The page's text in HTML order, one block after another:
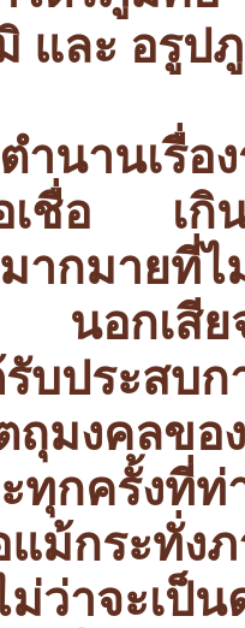
และ อรูป
ตำนานเรื่
อเชื่อ เ
ากมายที่
นอกเสีย
บประสบ
ตถุมงคล
กครั้งที่ท่
ม้กระทั่ง
ว่าจะเป็